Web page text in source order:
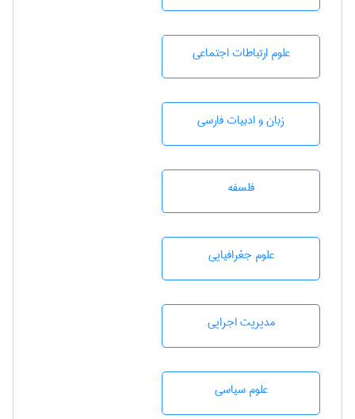
علوم ارتباطات اجتماعی
زبان و ادبيات فارسی
فلسفه
علوم جغرافيايی
مديريت اجرايی
علوم سياسی